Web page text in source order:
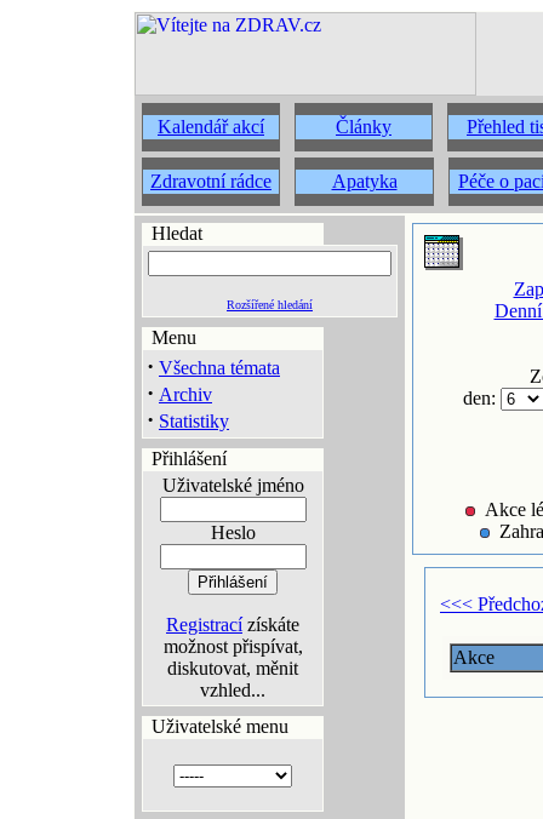
Kalendář akcí Články Přehled
Zdravotní rádce Apatyka Péče o
Hledat
Rozšířené hledání
Menu
· Všechna témata
· Archiv
· Statistiky
Přihlášení
Uživatelské jméno
Heslo
Registracízískáte
možnost přispívat,
diskutovat, měnit
vzhled...
Uživatelské menu
den:
Akce
<<<
Akce